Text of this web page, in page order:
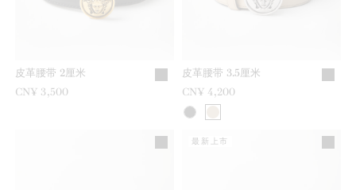
皮革腰带 2厘米
CN¥ 3,500
皮革腰带 3.5厘米
CN¥ 4,200
最新上市